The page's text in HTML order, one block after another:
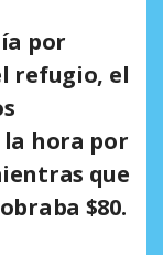
por
refugio, el
la hora por
que
$80.